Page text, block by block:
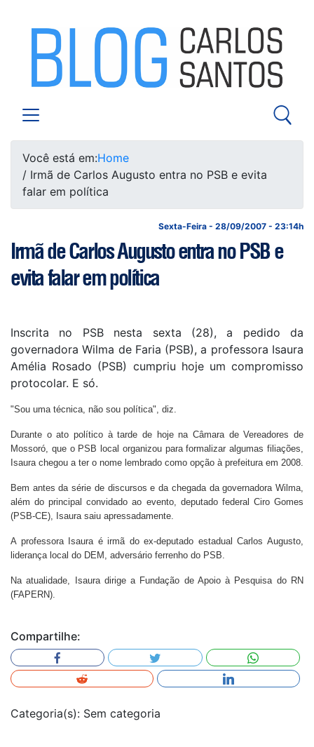
Você está em:Home
/ Irmã de Carlos Augusto entra no PSB e evita
falar em política
Sexta-Feira - 28/09/2007 - 23:14h
Irmã de Carlos Augusto entra no PSB e
evita falar em política
Inscrita no PSB nesta sexta (28), a pedido da
governadora Wilma de Faria (PSB), a professora Isaura
Amélia Rosado (PSB) cumpriu hoje um compromisso
protocolar. E só.
"Sou uma técnica, não sou política", diz.
Durante o ato político à tarde de hoje na Câmara de Vereadores de
Mossoró, que o PSB local organizou para formalizar algumas filiações,
Isaura chegou a ter o nome lembrado como opção à prefeitura em 2008.
Bem antes da série de discursos e da chegada da governadora Wilma,
além do principal convidado ao evento, deputado federal Ciro Gomes
(PSB-CE), Isaura saiu apressadamente.
A professora Isaura é irmã do ex-deputado estadual Carlos Augusto,
liderança local do DEM, adversário ferrenho do PSB.
Na atualidade, Isaura dirige a Fundação de Apoio à Pesquisa do RN
(FAPERN).
Compartilhe:
Categoria(s): Sem categoria